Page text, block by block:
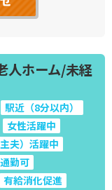
人ホーム/未経
駅近（8分以内）
女性活躍中
夫）活躍中
勤可
有給消化促進